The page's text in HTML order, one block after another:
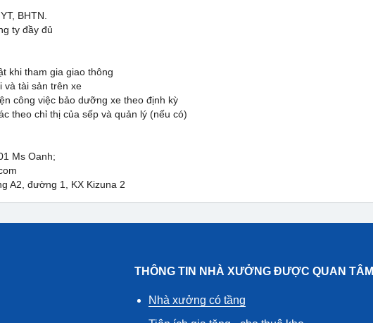
BHTN.
ty đầy đủ
khi tham gia giao thông
và tài sản trên xe
công việc bảo dưỡng xe theo định kỳ
theo chỉ thị của sếp và quản lý (nếu có)
Ms Oanh;
A2, đường 1, KX Kizuna 2
THÔNG TIN NHÀ XƯỞNG ĐƯỢC QUAN TÂM
Nhà xưởng có tầng